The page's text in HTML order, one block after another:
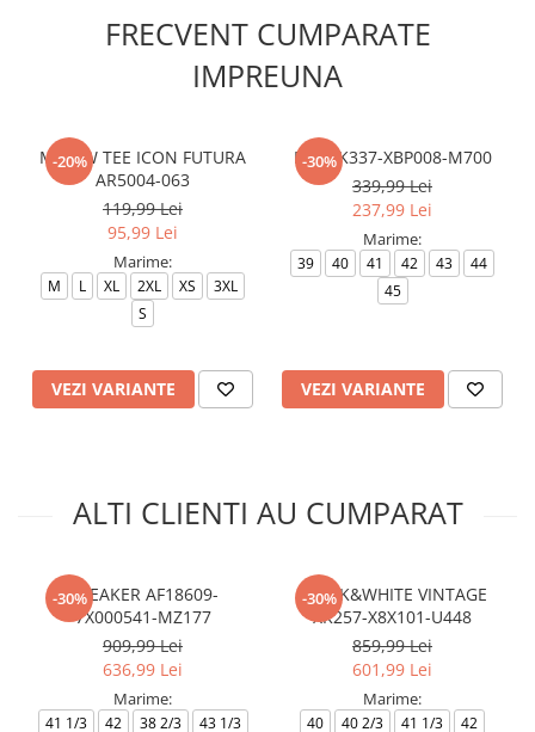
FRECVENT CUMPARATE
IMPREUNA
-20%
M NSW TEE ICON FUTURA
AR5004-063
119,99 Lei
95,99 Lei
Marime:
M L XL 2XL XS
3XL
S
VEZI VARIANTE
-30%
EA7 XK337-XBP008-M700
339,99 Lei
237,99 Lei
Marime:
39 40 41 42 43
44
45
VEZI VARIANTE
ALTI CLIENTI AU CUMPARAT
-30%
SNEAKER AF18609-
7X000541-MZ177
909,99 Lei
636,99 Lei
Marime:
41 1/3 42 38 2/3
43 1/3
-30%
BLACK&WHITE VINTAGE
XK257-X8X101-U448
859,99 Lei
601,99 Lei
Marime:
40 40 2/3 41 1/3
42